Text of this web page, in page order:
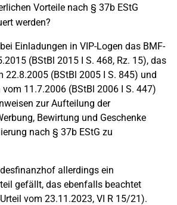
Vorteile nach § 37b EStG
werden?
Einladungen in VIP-Logen das BMF-
(BStBl 2015 I S. 468, Rz. 15), das
22.8.2005 (BStBl 2005 I S. 845) und
vom 11.7.2006 (BStBl 2006 I S. 447)
zur Aufteilung der
Bewirtung und Geschenke
nach § 37b EStG zu
allerdings ein
gefällt, das ebenfalls beachtet
vom 23.11.2023, VI R 15/21).